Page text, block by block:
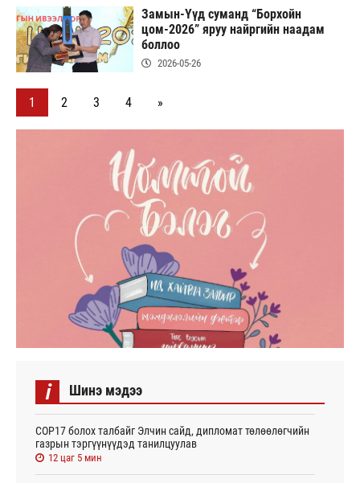
Замын-Үүд суманд “Борхойн
цом-2026” яруу найргийн наадам
боллоо
2026-05-26
1 2 3 4 »
i Шинэ мэдээ
СОР17 болох талбайг Элчин сайд, дипломат төлөөлөгчийн
газрын тэргүүнүүдэд танилцуулав
12 цаг 5 мин